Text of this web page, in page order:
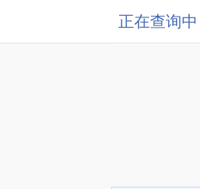
正在查询中